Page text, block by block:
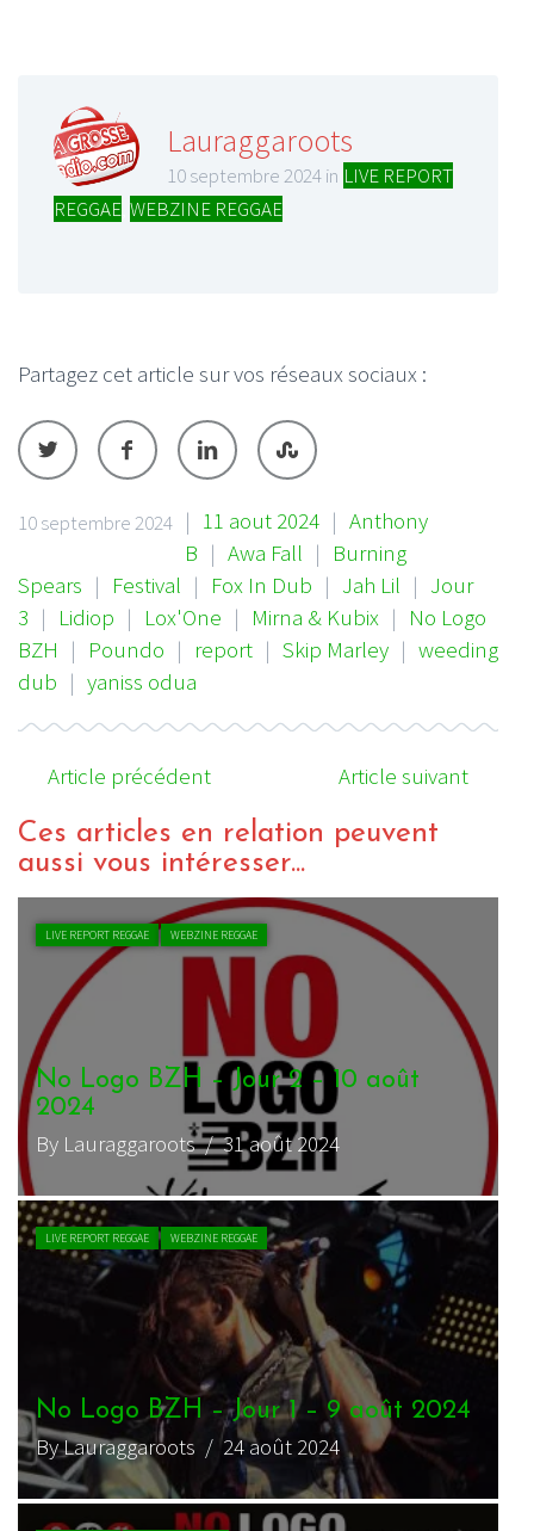
Lauraggaroots
10 septembre 2024 in LIVE REPORT
REGGAE WEBZINE REGGAE
Partagez cet article sur vos réseaux sociaux :
10 septembre 2024 | 11 aout 2024 | Anthony
B | Awa Fall | Burning
Spears | Festival | Fox In Dub | Jah Lil | Jour
3 | Lidiop | Lox'One | Mirna & Kubix | No Logo
BZH | Poundo | report | Skip Marley | weeding
dub | yaniss odua
Article précédent Article suivant
Ces articles en relation peuvent
aussi vous intéresser...
LIVE REPORT REGGAE WEBZINE REGGAE
No Logo BZH – Jour 2 – 10 août
2024
By Lauraggaroots/ 31 août 2024
LIVE REPORT REGGAE WEBZINE REGGAE
No Logo BZH – Jour 1 – 9 août 2024
By Lauraggaroots / 24 août 2024